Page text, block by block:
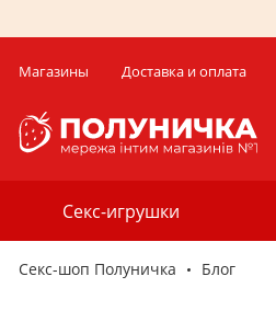
Магазины Доставка и оплата
Секс-игрушки
Секс-шоп Полуничка Блог